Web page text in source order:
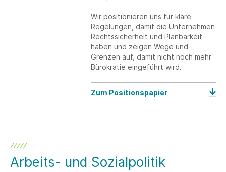
Wir positionieren uns für klare
Regelungen, damit die Unternehmen
Rechtssicherheit und Planbarkeit
haben und zeigen Wege und
Grenzen auf, damit nicht noch mehr
Bürokratie eingeführt wird.
Zum Positionspapier
Arbeits- und Sozialpolitik